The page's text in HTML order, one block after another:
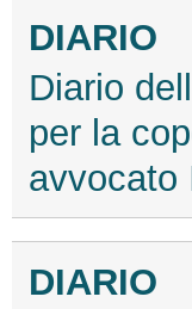
DIARIO
Diario
per la
avvocato
DIARIO